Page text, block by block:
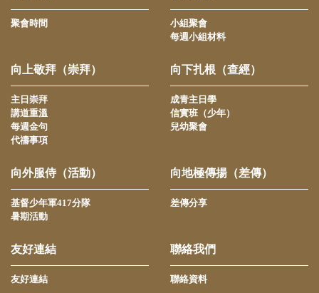
聚會時間
小組聚會
每週小組材料
向上敬拜（崇拜）
主日崇拜
講道重溫
每週金句
代禱事項
向下扎根（查經）
成青主日學
信實班（少年）
兒幼聚會
向外服侍（活動）
基督少年軍417分隊
暑期活動
向地極傳揚（差傳）
差傳分享
友好連結
友好連結
聯絡我們
聯絡資料